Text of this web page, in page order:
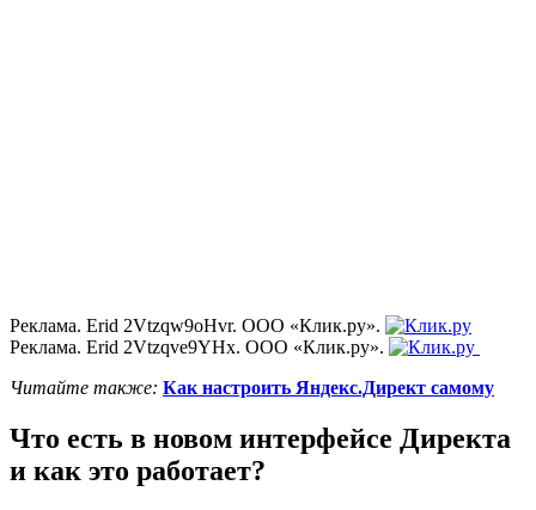
Реклама. Erid 2Vtzqw9oHvr. ООО «Клик.ру».
Реклама. Erid 2Vtzqve9YHx. ООО «Клик.ру».
Читайте также: Как настроить Яндекс.Директ самому
Что есть в новом интерфейсе Директа
и как это работает?